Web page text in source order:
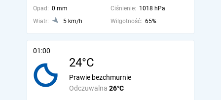
Opad: 0 mm Ciśnienie: 1018 hPa
Wiatr:
5 km/h Wilgotność: 65%
01:00
24°C
Odczuwalna 26°C
Prawie bezchmurnie